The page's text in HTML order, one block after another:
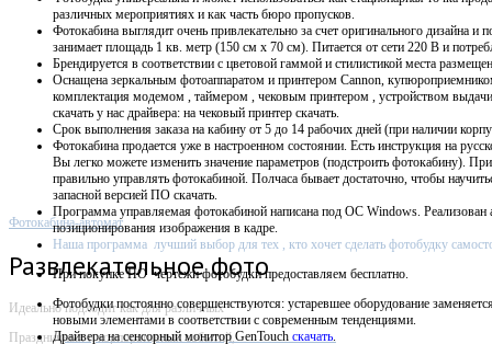
Фотокабина-автомат
Развлекательное фото
Идеально подходит как для различных
Праздничных и корпоративных событий,
различных мероприятиях и как часть бюро пропусков.
Фотокабина выглядит очень привлекательно за счет оригинального дизайна и
занимает площадь 1 кв. метр (150 см х 70 см). Питается от сети 220 В и
Брендируется в соответствии с цветовой гаммой и стилистикой места
Оснащена зеркальным фотоаппаратом и принтером Cannon,
комплектация модемом , таймером , чековым принтером , устройством
скачать у нас драйвера: на чековый принтер скачать.
Срок выполнения заказа на кабину от 5 до 14 рабочих дней (при наличии
Фотокабина продается уже в настроенном состоянии. Есть инструкция на
Вы легко можете изменить значение параметров (подстроить фотокабину).
правильно управлять фотокабиной. Полчаса бывает достаточно, чтобы
запасной версией ПО скачать.
Программа управляемая фотокабиной написана под OC Windows. Реализован
позиционирования изображения в кадре.
Наша программа лучший выбор для тех , кто хочет сделать фотобудку
При покупке ПОчертежи фотобудки предоставляем бесплатно.
Фотобудки постоянно совершенствуются: устаревшее оборудование
новыми элементами в соответствии с современным тенденциями.
Драйвера на сенсорный монитор GenTouch скачать